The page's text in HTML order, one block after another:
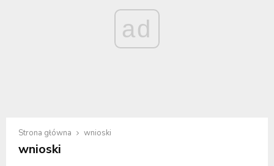
ad
Strona główna wnioski
wnioski